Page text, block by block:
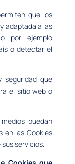
que los
adaptada a las
por ejemplo
o detectar el
seguridad que
el sitio web o
puedan
en las Cookies
servicios.